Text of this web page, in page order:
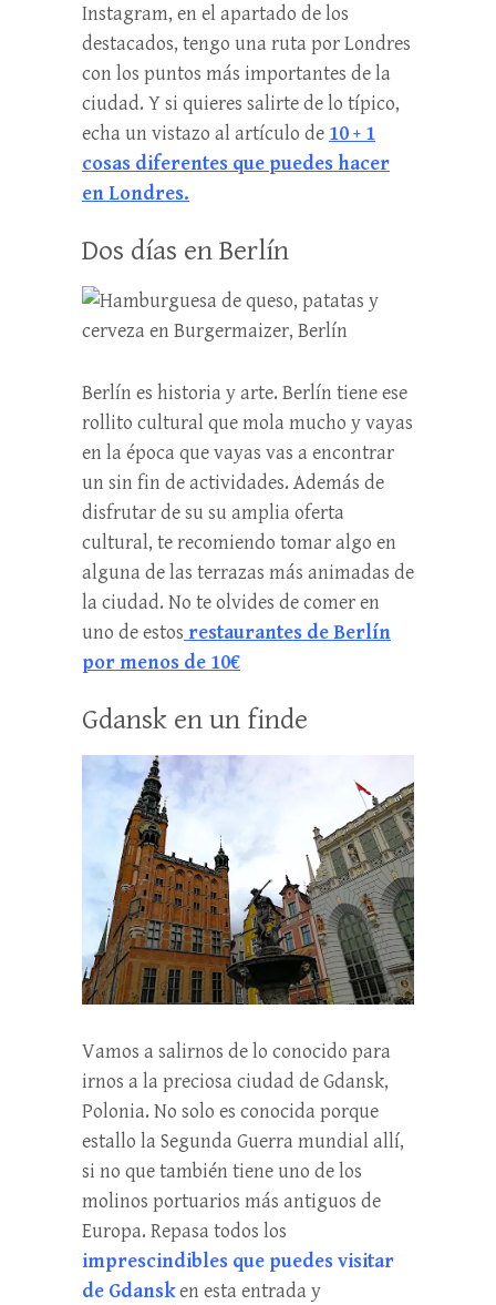
Instagram, en el apartado de los
destacados, tengo una ruta por Londres
con los puntos más importantes de la
ciudad. Y si quieres salirte de lo típico,
echa un vistazo al artículo de 10 + 1
cosas diferentes que puedes hacer
en Londres.
Dos días en Berlín
Berlín es historia y arte. Berlín tiene ese
rollito cultural que mola mucho y vayas
en la época que vayas vas a encontrar
un sin fin de actividades. Además de
disfrutar de su su amplia oferta
cultural, te recomiendo tomar algo en
alguna de las terrazas más animadas de
la ciudad. No te olvides de comer en
uno de estos restaurantes de Berlín
por menos de 10€
Gdansk en un finde
Vamos a salirnos de lo conocido para
irnos a la preciosa ciudad de Gdansk,
Polonia. No solo es conocida porque
estallo la Segunda Guerra mundial allí,
si no que también tiene uno de los
molinos portuarios más antiguos de
Europa. Repasa todos los
imprescindibles que puedes visitar
de Gdansken esta entrada y